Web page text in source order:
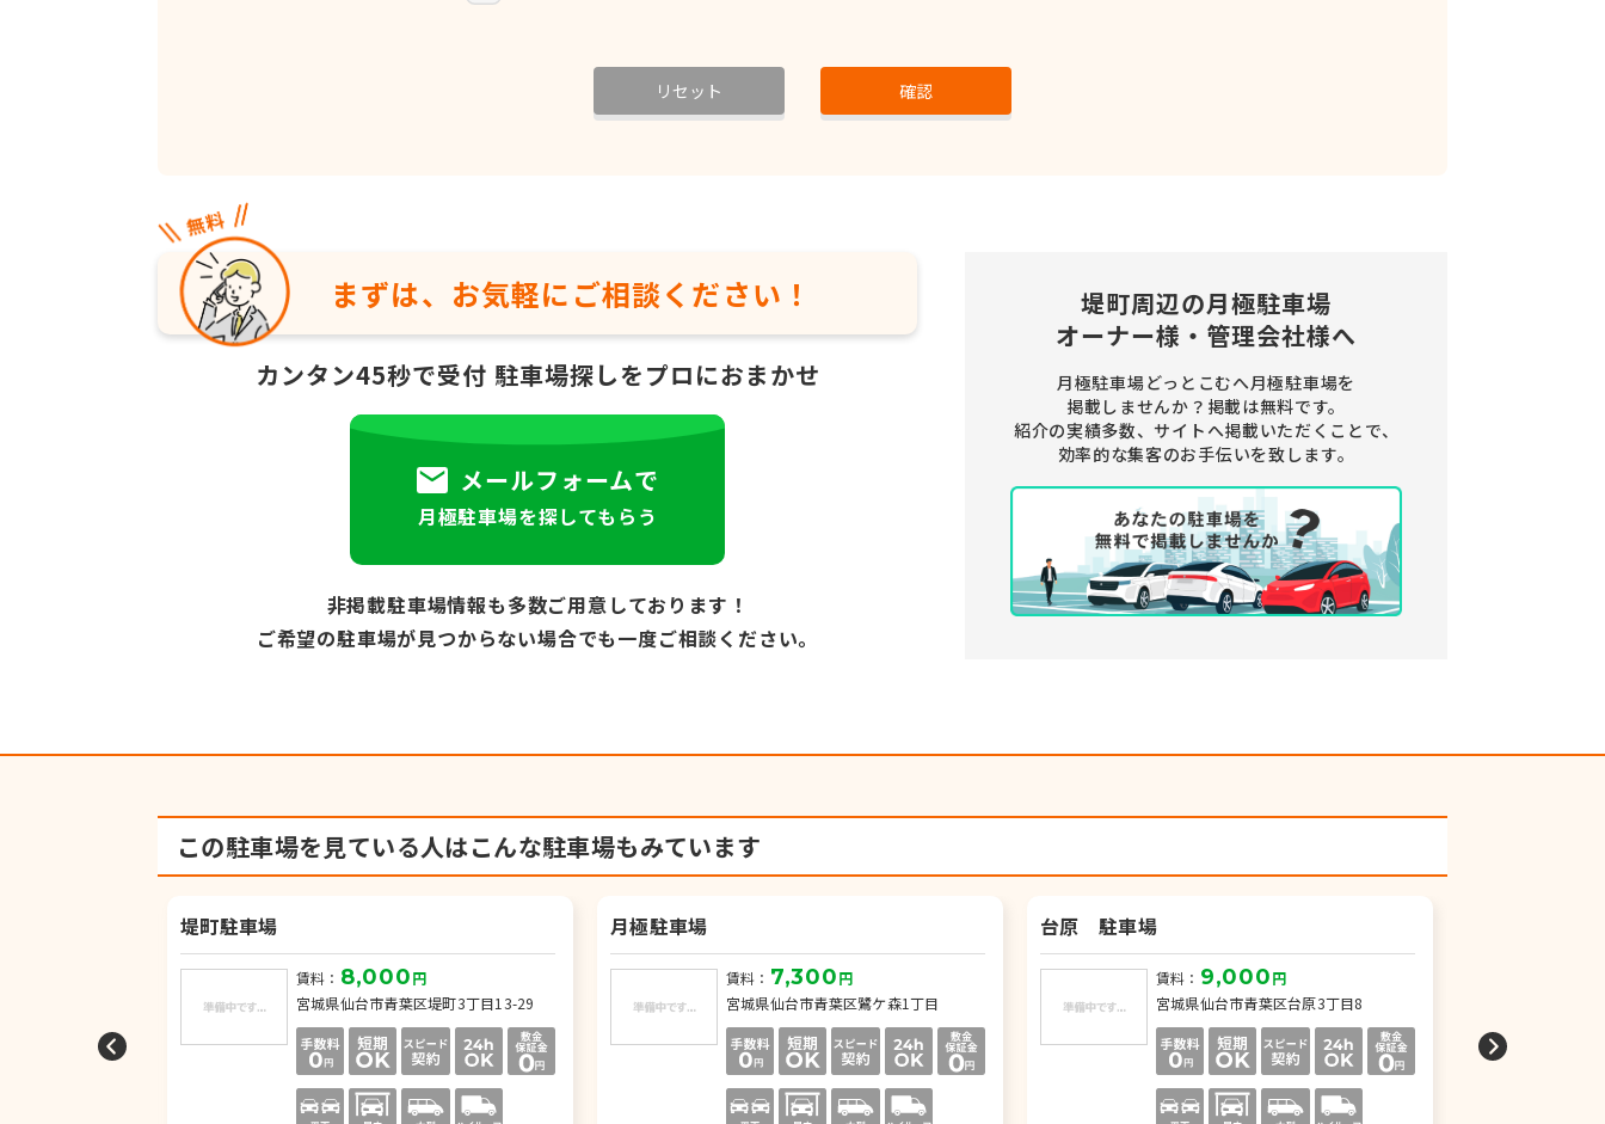
リセット 確認
まずは、お気軽に ご相談ください！
カンタン45秒で受付 駐車場探しをプロにおまかせ
メールフォームで
月極駐車場を探してもらう
非掲載駐車場情報も多数ご用意しております！
ご希望の駐車場が見つからない場合でも一度ご相談ください。
堤町周辺の月極駐車場
オーナー様・管理会社様へ
月極駐車場どっとこむへ月極駐車場を
掲載しませんか？ 掲載は無料です。
紹介の実績多数、サイトへ掲載いただくことで、
効率的な集客のお手伝いを致します。
この駐車場を見ている人はこんな駐車場もみています
堤町駐車場
賃料： 8,000円
宮城県仙台市青葉区堤町3丁目13-29
月極駐車場
賃料： 7,300円
宮城県仙台市青葉区鷺ケ森1丁目
台原 駐車場
賃料： 9,000円
宮城県仙台市青葉区台原3丁目8